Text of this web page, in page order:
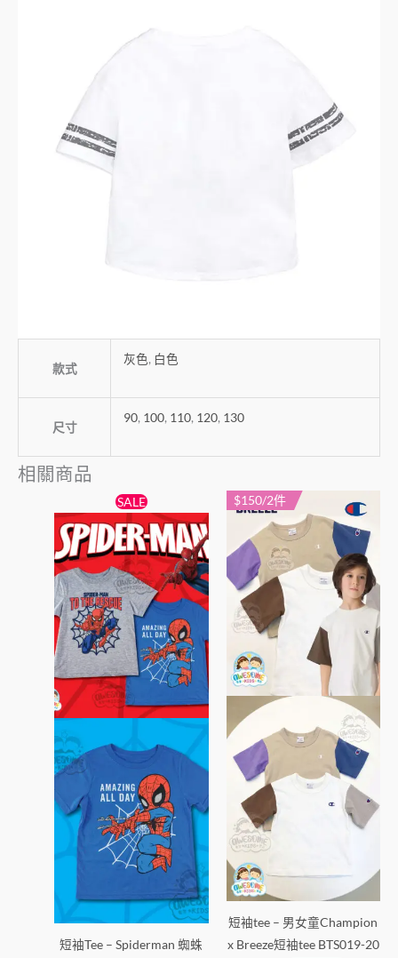
款式
灰色, 白色
尺寸
90, 100, 110, 120, 130
相關商品
SALE
短袖Tee – Spiderman 蜘蛛
始
價
格：
$49。
目
前
價
格：
$45。
產
品
有
多
種
式。
可
在
產
頁
選
擇
項
$150/2件
短袖tee – 男女童Champion
x Breeze短袖tee BTS019-20
此
產
有
多
種
款
式。
在
產
品
頁
面
選
擇
項